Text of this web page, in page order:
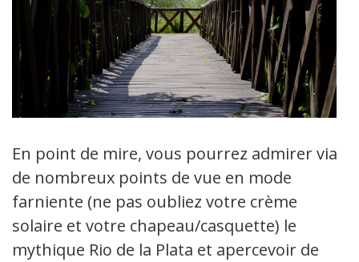
En point de mire, vous pourrez admirer via
de nombreux points de vue en mode
farniente (ne pas oubliez votre crème
solaire et votre chapeau/casquette) le
mythique Rio de la Plata et apercevoir de